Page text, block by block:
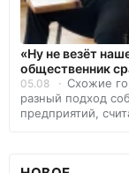
«Ну не везёт
общественник
05.08
Схожие
разный подход
предприятий,